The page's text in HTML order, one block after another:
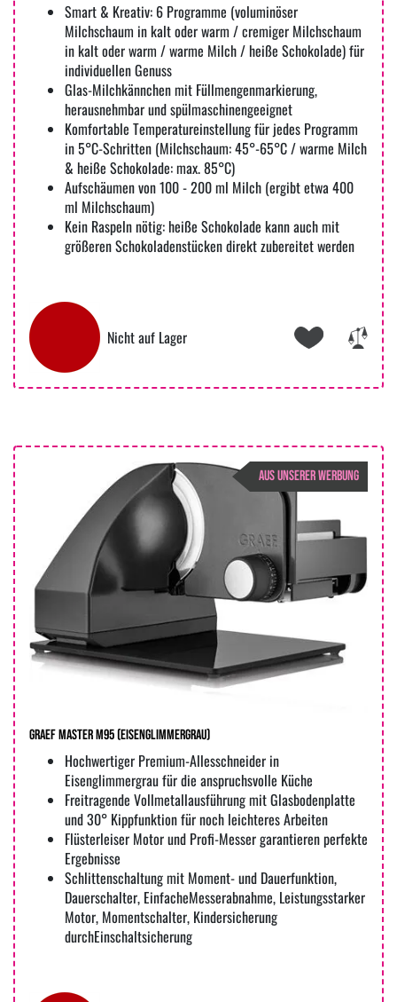
Smart & Kreativ: 6 Programme (voluminöser
Milchschaum in kalt oder warm / cremiger Milchschaum
in kalt oder warm / warme Milch / heiße Schokolade) für
individuellen Genuss
Glas-Milchkännchen mit Füllmengenmarkierung,
herausnehmbar und spülmaschinengeeignet
Komfortable Temperatureinstellung für jedes Programm
in 5°C-Schritten (Milchschaum: 45°-65°C / warme Milch
& heiße Schokolade: max. 85°C)
Aufschäumen von 100 - 200 ml Milch (ergibt etwa 400
ml Milchschaum)
Kein Raspeln nötig: heiße Schokolade kann auch mit
größeren Schokoladenstücken direkt zubereitet werden
Nicht auf Lager
AUS UNSERER WERBUNG
Graef Master M95 (eisenglimmergrau)
Hochwertiger Premium-Allesschneider in
Eisenglimmergrau für die anspruchsvolle Küche
Freitragende Vollmetallausführung mit Glasbodenplatte
und 30° Kippfunktion für noch leichteres Arbeiten
Flüsterleiser Motor und Profi-Messer garantieren perfekte
Ergebnisse
Schlittenschaltung mit Moment- und Dauerfunktion,
Dauerschalter, EinfacheMesserabnahme, Leistungsstarker
Motor, Momentschalter, Kindersicherung
durchEinschaltsicherung